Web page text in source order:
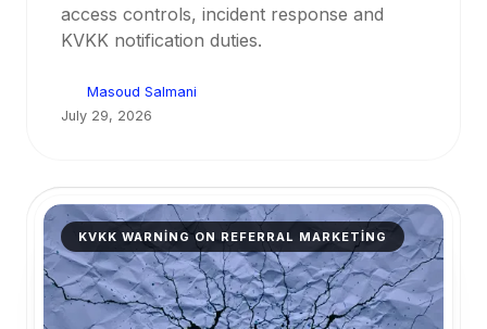
access controls, incident response and
KVKK notification duties.
Masoud Salmani
July 29, 2026
KVKK WARNING ON REFERRAL MARKETING